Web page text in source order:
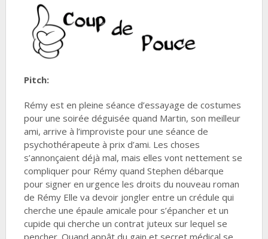
Pitch:
Rémy est en pleine séance d’essayage de costumes
pour une soirée déguisée quand Martin, son meilleur
ami, arrive à l’improviste pour une séance de
psychothérapeute à prix d’ami. Les choses
s’annonçaient déjà mal, mais elles vont nettement se
compliquer pour Rémy quand Stephen débarque
pour signer en urgence les droits du nouveau roman
de Rémy Elle va devoir jongler entre un crédule qui
cherche une épaule amicale pour s’épancher et un
cupide qui cherche un contrat juteux sur lequel se
pencher. Quand appât du gain et secret médical se